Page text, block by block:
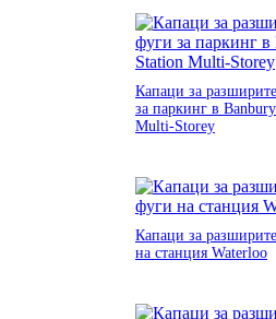
Капаци за
за паркинг в
Multi-Storey
Капаци за
на станция Waterloo